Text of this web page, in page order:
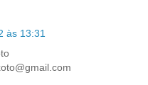
às 13:31